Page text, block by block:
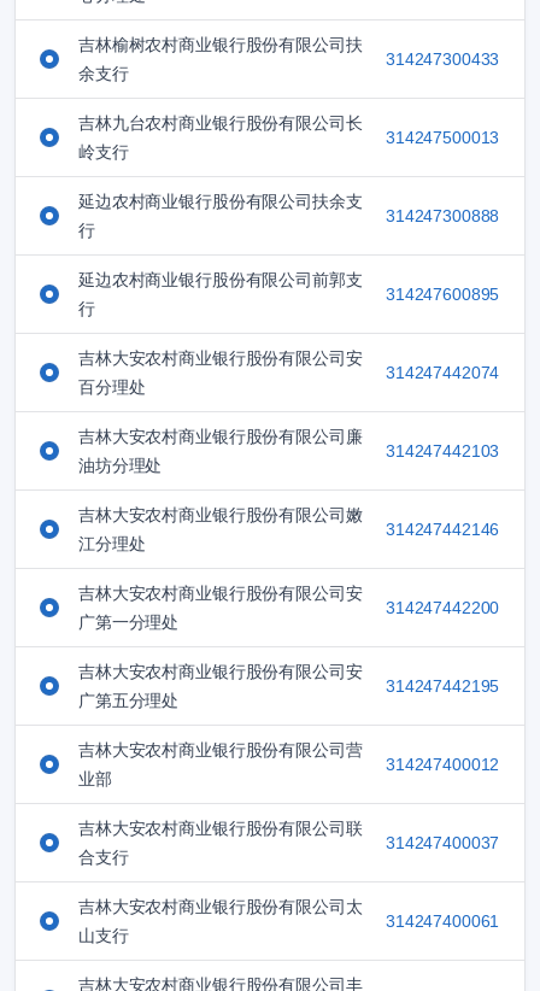
吉林榆树农村商业银行股份有限公司扶
余支行
314247300433
吉林九台农村商业银行股份有限公司长
岭支行
314247500013
延边农村商业银行股份有限公司扶余支
行
314247300888
延边农村商业银行股份有限公司前郭支
行
314247600895
吉林大安农村商业银行股份有限公司安
百分理处
314247442074
吉林大安农村商业银行股份有限公司廉
油坊分理处
314247442103
吉林大安农村商业银行股份有限公司嫩
江分理处
314247442146
吉林大安农村商业银行股份有限公司安
广第一分理处
314247442200
吉林大安农村商业银行股份有限公司安
广第五分理处
314247442195
吉林大安农村商业银行股份有限公司营
业部
314247400012
吉林大安农村商业银行股份有限公司联
合支行
314247400037
吉林大安农村商业银行股份有限公司太
山支行
314247400061
吉林大安农村商业银行股份有限公司丰